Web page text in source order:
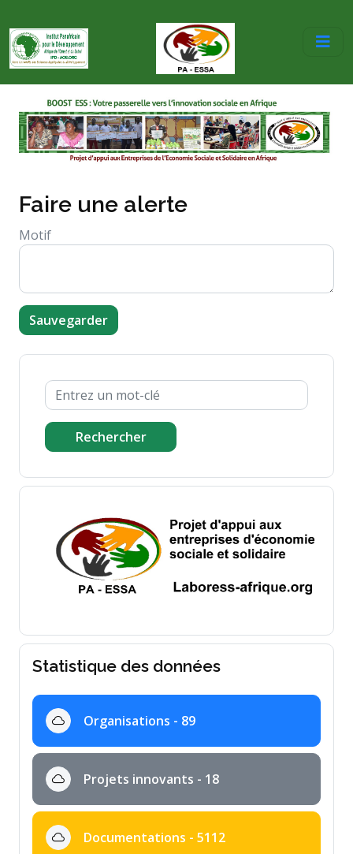
Faire une alerte
Motif
Sauvegarder
Rechercher
Statistique des données
Organisations - 89
Projets innovants - 18
Documentations - 5112